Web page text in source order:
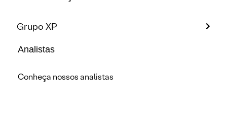
Grupo XP
Analistas
Conheça nossos analistas